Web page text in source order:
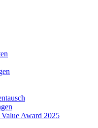
Award 2025